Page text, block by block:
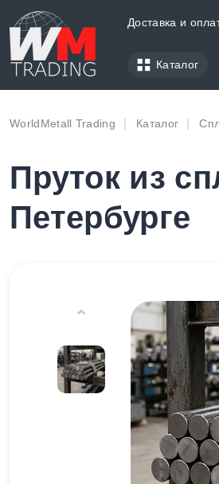
Доставка и
Каталог
WorldMetall Trading Каталог
Пруток из
Петербурге